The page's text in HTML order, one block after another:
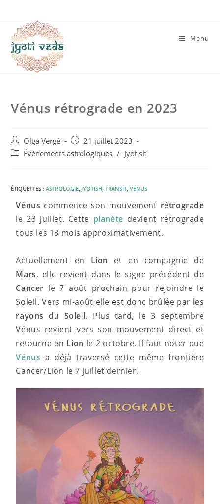
Menu
Vénus rétrograde en 2023
Olga Vergé
21 juillet 2023
Événements astrologiques / Jyotish
ÉTIQUETTES :ASTROLOGIE, JYOTISH, TRANSIT, VÉNUS
Vénus commence son mouvement rétrograde
le 23 juillet. Cette planète devient rétrograde
tous les 18 mois approximativement.
Actuellement en Lion et en compagnie de
Mars, elle revient dans le signe précédent de
Cancer le 7 août prochain pour rejoindre le
Soleil. Vers mi-août elle est donc brûlée par les
rayons du Soleil. Plus tard, le 3 septembre
Vénus revient vers son mouvement direct et
retourne en Lion le 2 octobre. Il faut noter que
Vénus a déjà traversé cette même frontière
Cancer/Lion le 7 juillet dernier.